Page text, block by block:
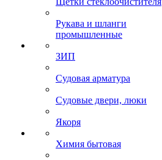
Рукава и шланги
промышленные
ЗИП
Судовая арматура
Судовые двери, люки
Якоря
Химия бытовая